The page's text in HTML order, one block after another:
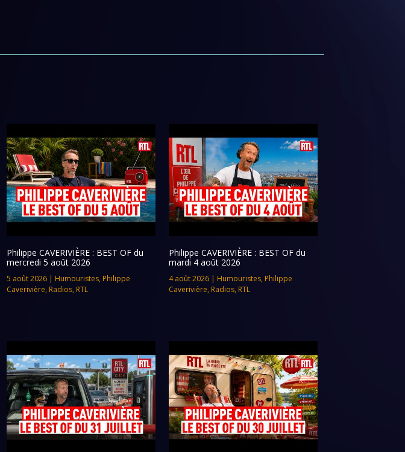
Philippe CAVERIVIÈRE : BEST OF du
mercredi 5 août 2026
5 août 2026| Humouristes, Philippe
Caverivière, Radios, RTL
Philippe CAVERIVIÈRE : BEST OF du
mardi 4 août 2026
4 août 2026| Humouristes, Philippe
Caverivière, Radios, RTL